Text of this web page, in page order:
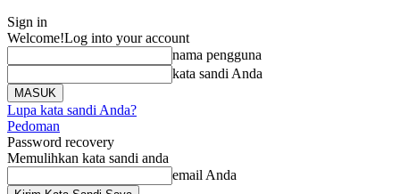
Sign in
Welcome!Log into your account
nama pengguna
kata sandi Anda
Lupa kata sandi Anda?
Pedoman
Password recovery
Memulihkan kata sandi anda
email Anda